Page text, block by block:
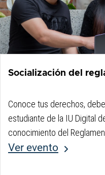
Socialización del
Conoce tus derechos,
estudiante de la IU Digital
conocimiento del
Ver evento